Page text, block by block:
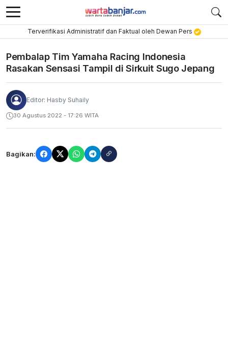
Terverifikasi Administratif dan Faktual oleh Dewan Pers
Pembalap Tim Yamaha Racing Indonesia
Rasakan Sensasi Tampil di Sirkuit Sugo Jepang
Editor: Hasby Suhaily
30 Agustus 2022 - 17:26 WITA
Bagikan: